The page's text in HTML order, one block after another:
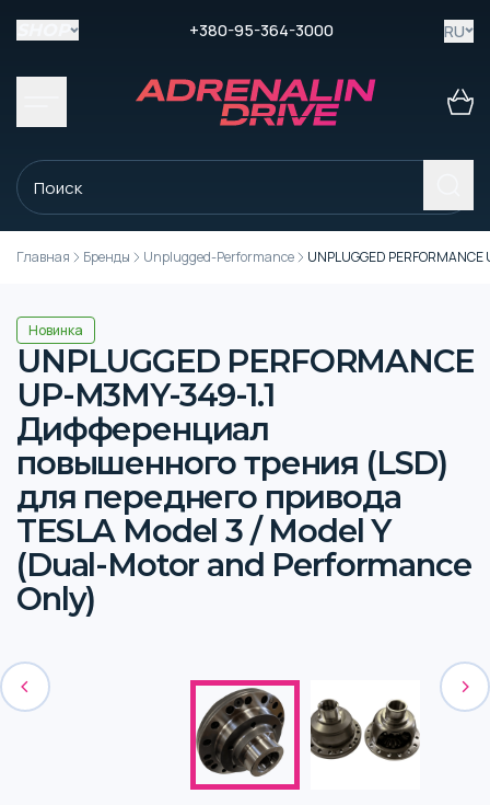
+380-95-364-3000 RU
Главная Бренды Unplugged-Performance UNPLUGGED
Новинка
UNPLUGGED PERFORMANCE
UP-M3MY-349-1.1
Дифференциал
повышенного трения (LSD)
для переднего привода
TESLA Model 3 / Model Y
(Dual-Motor and Performance
Only)